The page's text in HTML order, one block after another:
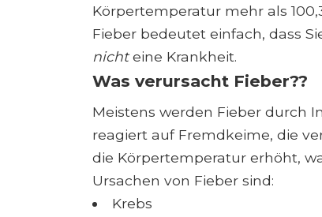
Körpertemperatur mehr als
Fieber bedeutet einfach, dass
nichteine Krankheit.
Was verursacht Fieber??
Meistens werden Fieber durch
reagiert auf Fremdkeime, die
die Körpertemperatur erhöht,
Ursachen von Fieber sind:
Krebs